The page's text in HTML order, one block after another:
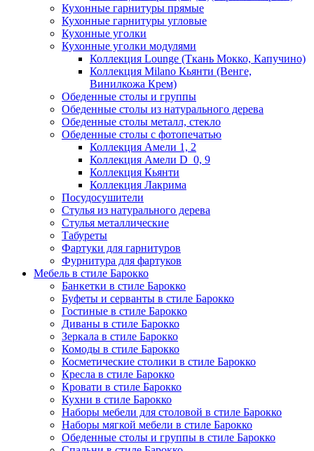
Кухонные гарнитуры прямые
Кухонные гарнитуры угловые
Кухонные уголки
Кухонные уголки модулями
Коллекция Lounge (Ткань Мокко, Капучино)
Коллекция Milano Кьянти (Венге,
Винилкожа Крем)
Обеденные столы и группы
Обеденные столы из натурального дерева
Обеденные столы металл, стекло
Обеденные столы с фотопечатью
Коллекция Амели 1, 2
Коллекция Амели D_0, 9
Коллекция Кьянти
Коллекция Лакрима
Посудосушители
Стулья из натурального дерева
Стулья металлические
Табуреты
Фартуки для гарнитуров
Фурнитура для фартуков
Мебель в стиле Барокко
Банкетки в стиле Барокко
Буфеты и серванты в стиле Барокко
Гостиные в стиле Барокко
Диваны в стиле Барокко
Зеркала в стиле Барокко
Комоды в стиле Барокко
Косметические столики в стиле Барокко
Кресла в стиле Барокко
Кровати в стиле Барокко
Кухни в стиле Барокко
Наборы мебели для столовой в стиле Барокко
Наборы мягкой мебели в стиле Барокко
Обеденные столы и группы в стиле Барокко